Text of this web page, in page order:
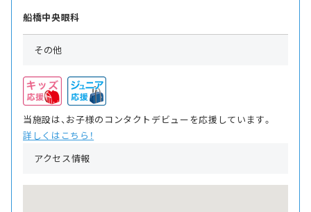
船橋中央眼科
その他
当施設は、お子様のコンタクトデビューを応援しています。
詳しくはこちら！
アクセス情報